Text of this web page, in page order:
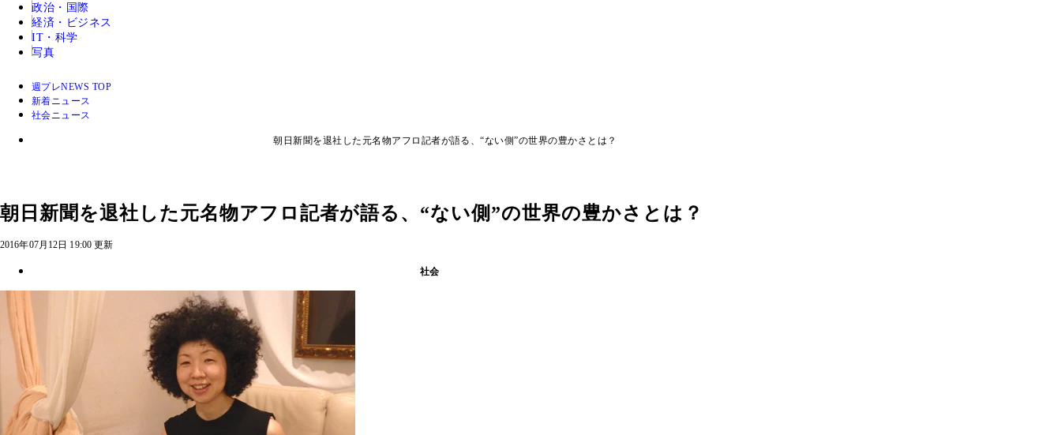
政治・国際
経済・ビジネス
IT・科学
写真
週プレNEWS TOP
新着ニュース
社会ニュース
朝日新聞を退社した元名物アフロ記者が語る、“ない側”の世界の豊かさとは？
朝日新聞を退社した元名物アフロ記者が語る、“ない側”の世界の豊かさとは？
2016年07月12日 19:00 更新
社会